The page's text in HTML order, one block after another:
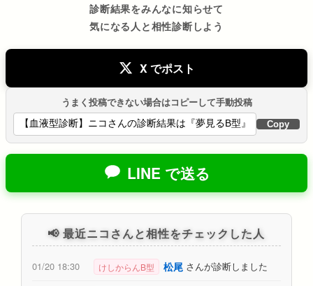
診断結果をみんなに知らせて
気になる人と相性診断しよう
X でポスト
うまく投稿できない場合はコピーして手動投稿
Copy
LINE で送る
📢 最近ニコさんと相性をチェックした人
01/20 18:30 けしからんB型 松尾 さんが診断しました